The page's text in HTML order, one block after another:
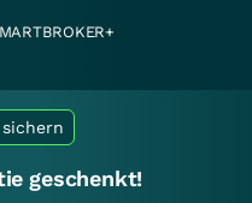
geschenkt!